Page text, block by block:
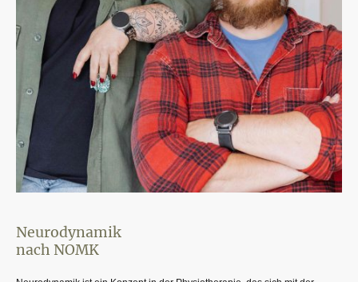
Neurodynamik
nach NOMK